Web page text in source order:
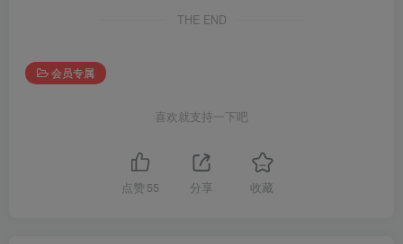
THE END
会员专属
喜欢就支持一下吧
点赞 55 分享 收藏